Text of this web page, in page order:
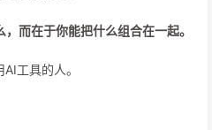
而在于你能把什么组合在一起。
工具的人。